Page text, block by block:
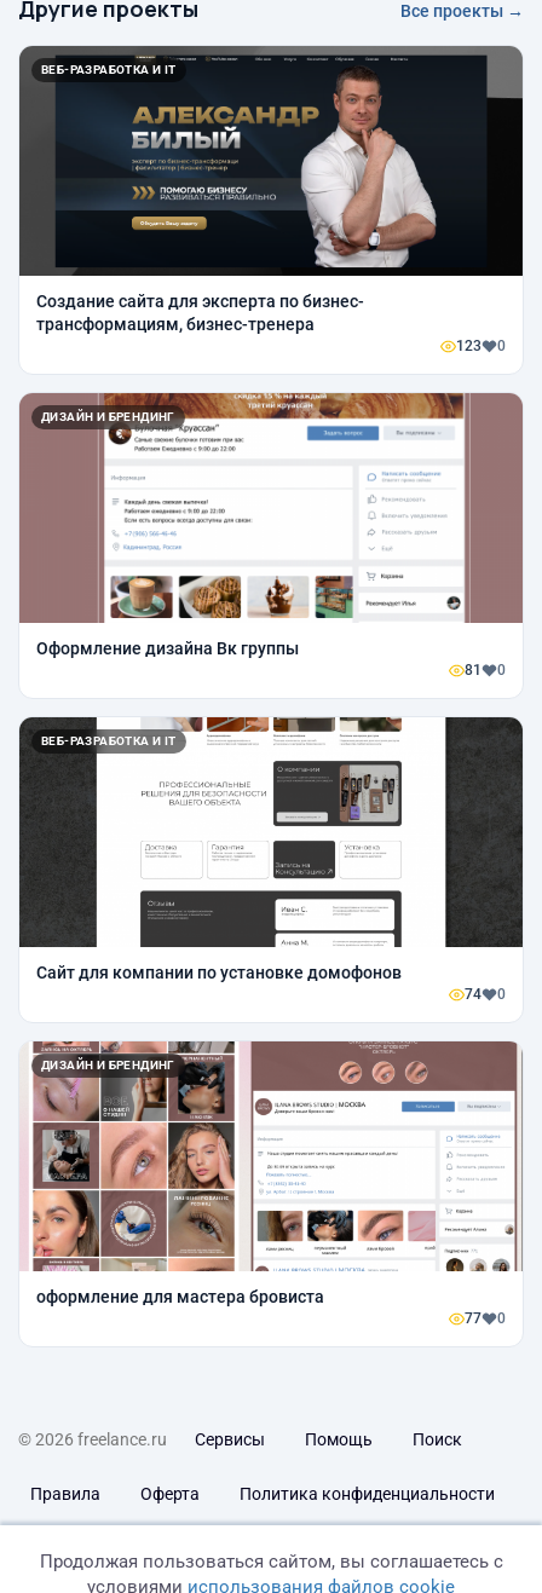
Другие проекты Все проекты →
ВЕБ-РАЗРАБОТКА И IT
Создание сайта для эксперта по бизнес-
трансформациям, бизнес-тренера
123 0
ДИЗАЙН И БРЕНДИНГ
Оформление дизайна Вк группы
81 0
ВЕБ-РАЗРАБОТКА И IT
Сайт для компании по установке домофонов
74 0
ДИЗАЙН И БРЕНДИНГ
оформление для мастера бровиста
77 0
© 2026 freelance.ru Сервисы Помощь Поиск
Правила Оферта Политика конфиденциальности
Продолжая пользоваться сайтом, вы соглашаетесь с
условиями использования файлов cookie